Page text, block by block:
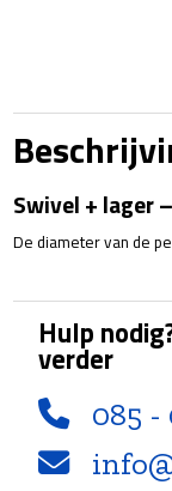
Swivel + lager
De diameter van de
Hulp
verder
085 -